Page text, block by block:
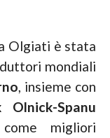
Olgiati è stata
mondiali
, insieme con
Spanu
migliori